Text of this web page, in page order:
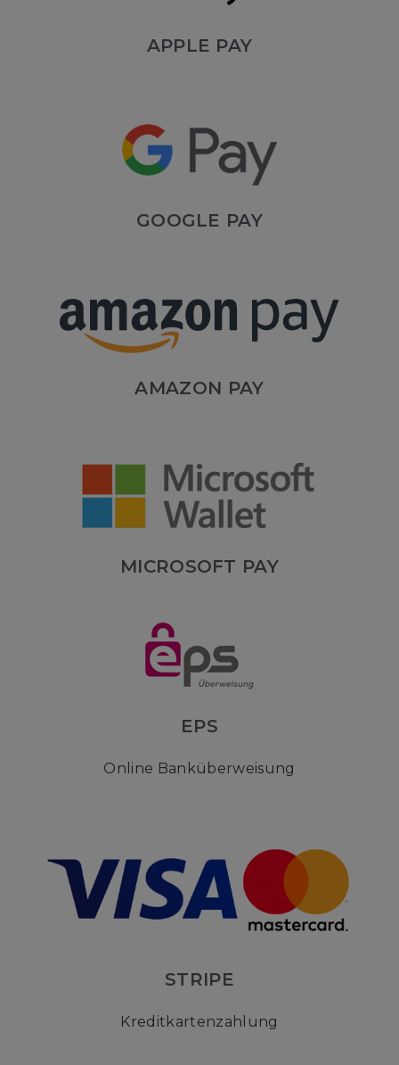
APPLE PAY
GOOGLE PAY
AMAZON PAY
MICROSOFT PAY
EPS
Online Banküberweisung
STRIPE
Kreditkartenzahlung